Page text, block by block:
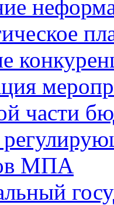
части
МПА